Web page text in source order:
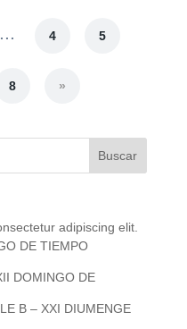
... 4 5
8 »
adipiscing elit.
DE TIEMPO
DOMINGO DE
B – XXI DIUMENGE